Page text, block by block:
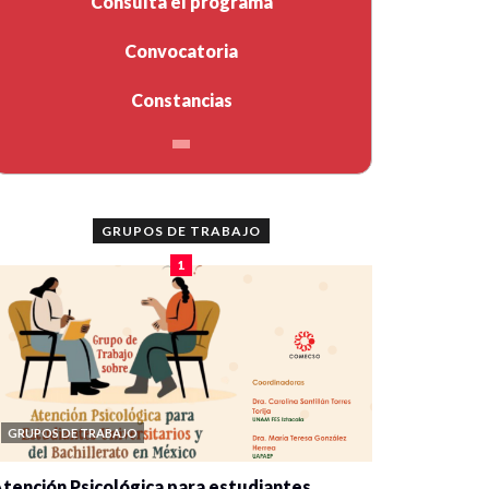
Convocatoria
Constancias
GRUPOS DE TRABAJO
1
GRUPOS DE TRABAJO